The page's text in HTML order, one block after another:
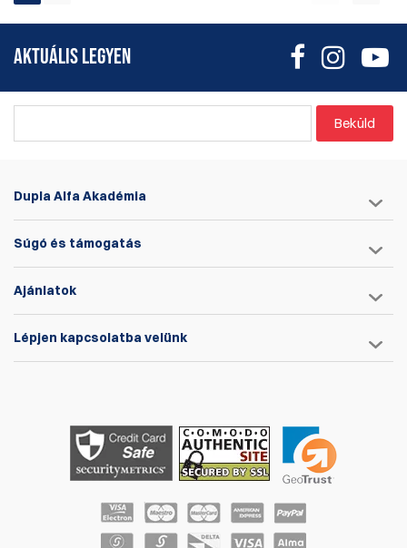
AKTUÁLIS LEGYEN
Beküld
Dupla Alfa Akadémia
Súgó és támogatás
Ajánlatok
Lépjen kapcsolatba velünk